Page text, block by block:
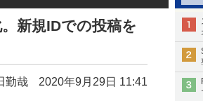
新規IDでの投稿を
勤哉 2020年9月29日 11:41